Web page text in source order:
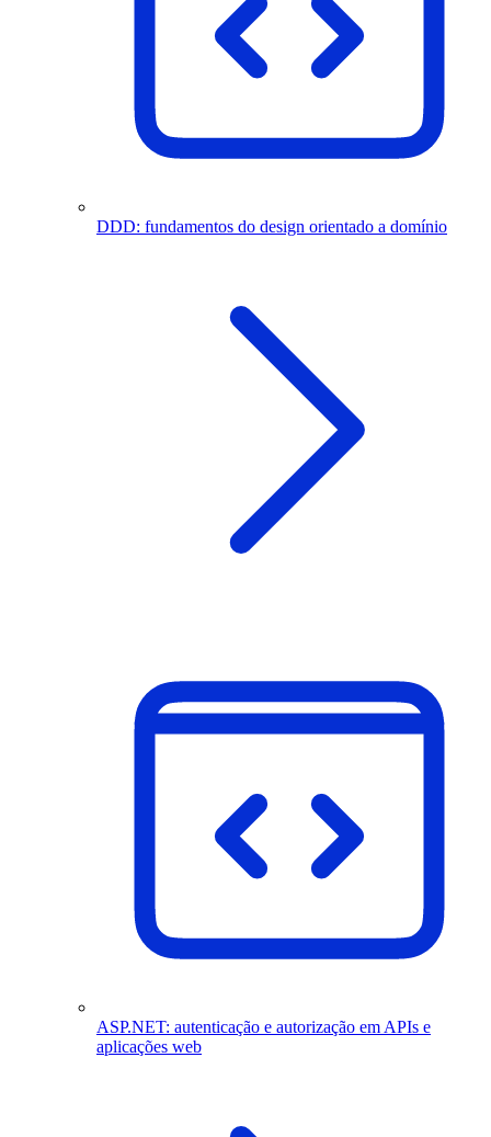
DDD: fundamentos do design orientado a domínio
ASP.NET: autenticação e autorização em APIs e
aplicações web